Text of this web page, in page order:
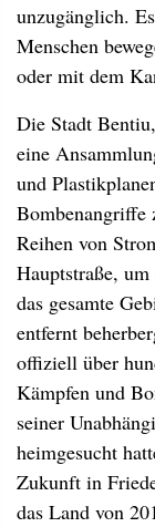
unzugänglich.
Menschen
oder mit dem
Die Stadt
eine
und
Bombenangriffe
Reihen von
Hauptstraße,
das gesamte
entfernt
offiziell über
Kämpfen und
seiner
heimgesucht
Zukunft in
das Land von